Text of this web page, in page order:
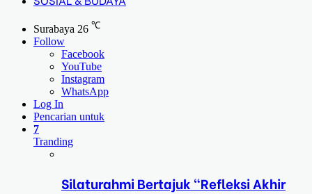
Surabaya 26 ℃
Follow
Facebook
YouTube
Instagram
WhatsApp
Log In
Pencarian untuk
7
Tranding
Silaturahmi Bertajuk “Refleksi Akhir